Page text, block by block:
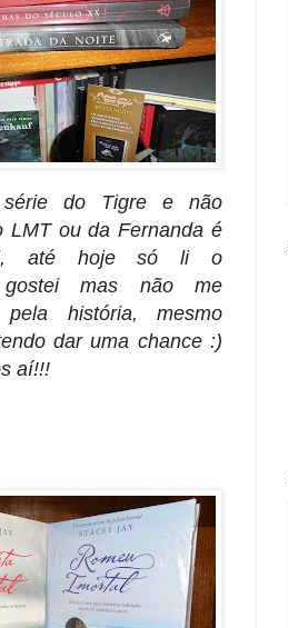
do Tigre e não
LMT ou da Fernanda é
até hoje só li o
gostei mas não me
pela história, mesmo
dar uma chance :)
aí!!!